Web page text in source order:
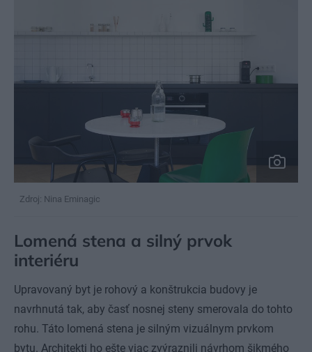
Zdroj: Nina Eminagic
Lomená stena a silný prvok
interiéru
Upravovaný byt je rohový a konštrukcia budovy je
navrhnutá tak, aby časť nosnej steny smerovala do tohto
rohu. Táto lomená stena je silným vizuálnym prvkom
bytu. Architekti ho ešte viac zvýraznili návrhom šikmého